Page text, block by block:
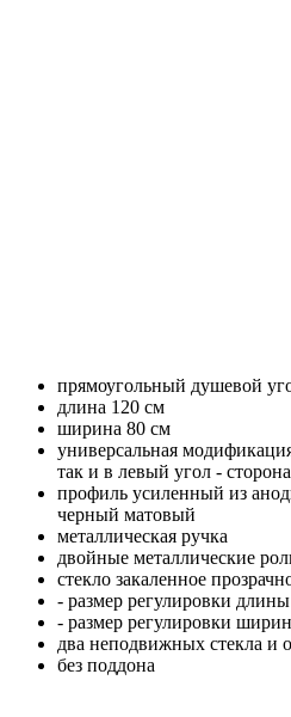
прямоугольный душевой
длина 120 см
ширина 80 см
универсальная
так и в левый угол -
профиль усиленный из
черный матовый
металлическая ручка
двойные металлические
стекло закаленное
- размер регулировки
- размер регулировки
два неподвижных стекла и
без поддона